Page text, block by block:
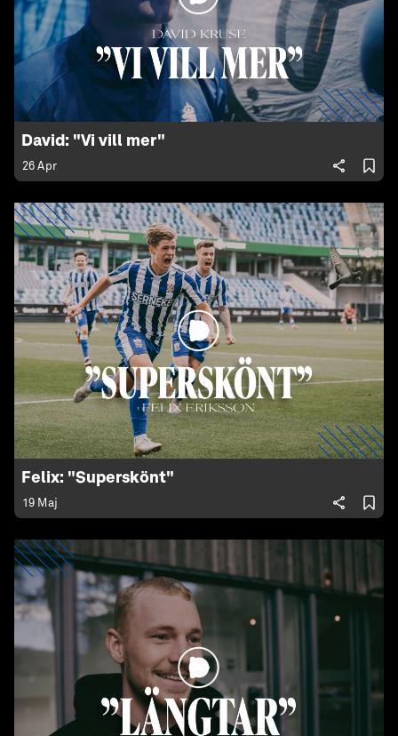
David: "Vi vill mer"
26 Apr
Felix: "Superskönt"
19 Maj